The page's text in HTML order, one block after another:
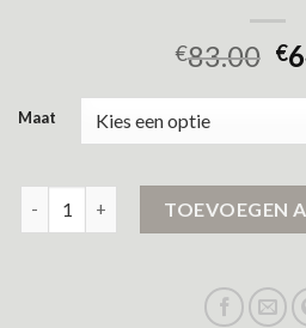
€83.00 €
Maat
TOEVOEGEN